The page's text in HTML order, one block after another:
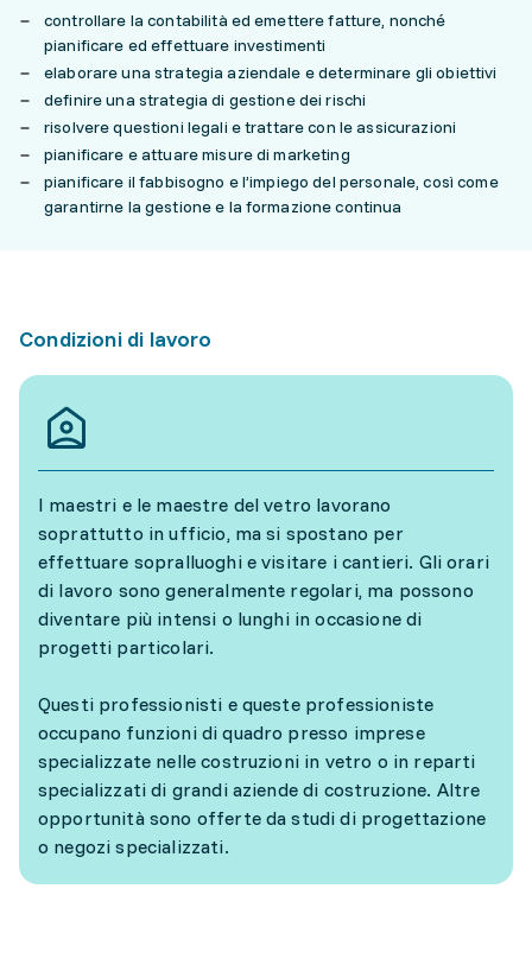
controllare la contabilità ed emettere fatture, nonché
pianificare ed effettuare investimenti
elaborare una strategia aziendale e determinare gli obiettivi
definire una strategia di gestione dei rischi
risolvere questioni legali e trattare con le assicurazioni
pianificare e attuare misure di marketing
pianificare il fabbisogno e l’impiego del personale, così come
garantirne la gestione e la formazione continua
Condizioni di lavoro
I maestri e le maestre del vetro lavorano
soprattutto in ufficio, ma si spostano per
effettuare sopralluoghi e visitare i cantieri. Gli orari
di lavoro sono generalmente regolari, ma possono
diventare più intensi o lunghi in occasione di
progetti particolari.
Questi professionisti e queste professioniste
occupano funzioni di quadro presso imprese
specializzate nelle costruzioni in vetro o in reparti
specializzati di grandi aziende di costruzione. Altre
opportunità sono offerte da studi di progettazione
o negozi specializzati.